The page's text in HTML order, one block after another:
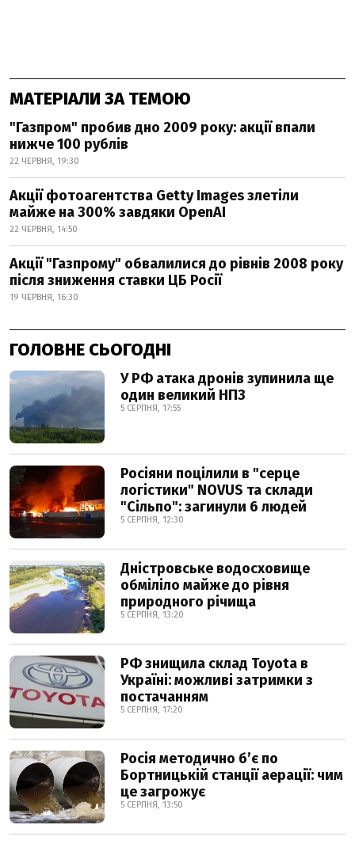
МАТЕРІАЛИ ЗА ТЕМОЮ
"Газпром" пробив дно 2009 року: акції впали
нижче 100 рублів
22 ЧЕРВНЯ, 19:30
Акції фотоагентства Getty Images злетіли
майже на 300% завдяки OpenAI
22 ЧЕРВНЯ, 14:50
Акції "Газпрому" обвалилися до рівнів 2008 року
після зниження ставки ЦБ Росії
19 ЧЕРВНЯ, 16:30
ГОЛОВНЕ СЬОГОДНІ
У РФ атака дронів зупинила ще
один великий НПЗ
5 СЕРПНЯ, 17:55
Росіяни поцілили в "серце
логістики" NOVUS та склади
"Сільпо": загинули 6 людей
5 СЕРПНЯ, 12:30
Дністровське водосховище
обміліло майже до рівня
природного річища
5 СЕРПНЯ, 13:20
РФ знищила склад Toyota в
Україні: можливі затримки з
постачанням
5 СЕРПНЯ, 17:20
Росія методично б’є по
Бортницькій станції аерації: чим
це загрожує
5 СЕРПНЯ, 13:50